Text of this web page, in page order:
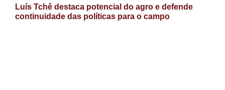
Luís Tchê destaca potencial do agro e defende
continuidade das políticas para o campo